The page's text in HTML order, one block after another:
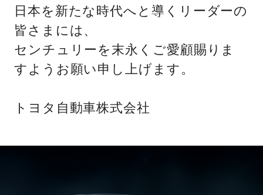
日本を新たな時代へと導くリーダーの
皆さまには、
センチュリーを末永くご愛顧賜りま
すようお願い申し上げます。
トヨタ自動車株式会社